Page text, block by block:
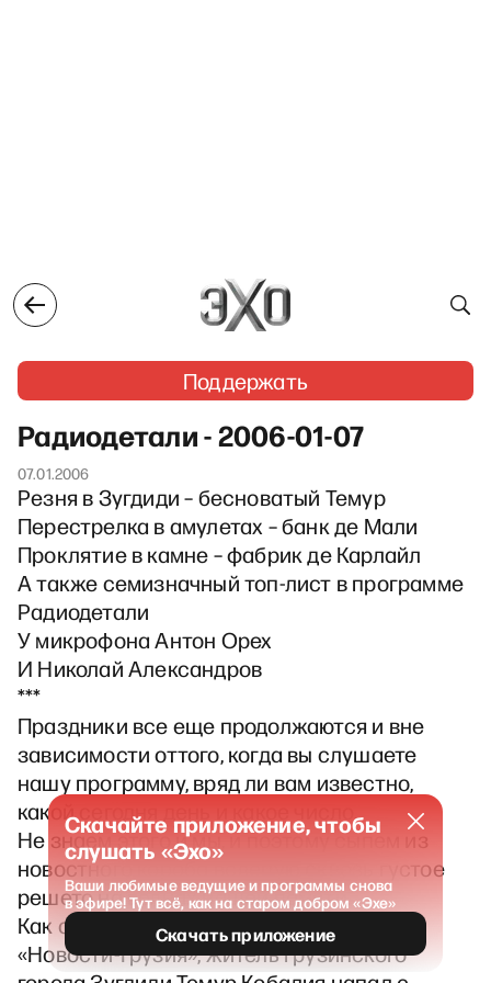
Поддержать
Радиодетали - 2006-01-07
07.01.2006
Резня в Зугдиди – бесноватый Темур
Перестрелка в амулетах – банк де Мали
Проклятие в камне – фабрик де Карлайл
А также семизначный топ-лист в программе
Радиодетали
У микрофона Антон Орех
И Николай Александров
***
Праздники все еще продолжаются и вне
зависимости оттого, когда вы слушаете
нашу программу, вряд ли вам известно,
какой сегодня день и какое число.
Не знаем этого и мы, и поэтому сыпем из
новостного короба вслепую сквозь густое
решето на волнах нашей памяти.
Как сообщило нам во вторник агентство
«Новости-Грузия», житель грузинского
Скачайте приложение, чтобы
слушать «Эхо»
Ваши любимые ведущие и программы снова
в эфире! Тут всё, как на старом добром «Эхе»
Скачать приложение